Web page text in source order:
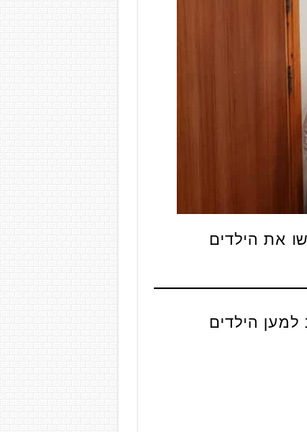
את הילדים
למען הילדים